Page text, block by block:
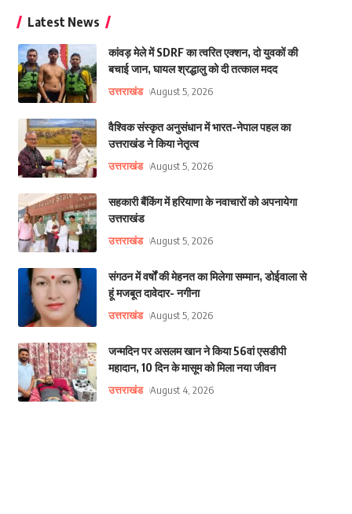
Latest News
कांवड़ मेले में SDRF का त्वरित एक्शन, दो युवकों की
बचाई जान, घायल श्रद्धालु को दी तत्काल मदद
उत्तराखंड August 5, 2026
वैश्विक संस्कृत अनुसंधान में भारत-नेपाल पहल का
उत्तराखंड ने किया नेतृत्व
उत्तराखंड August 5, 2026
सहकारी बैंकिंग में हरियाणा के नवाचारों को अपनायेगा
उत्तराखंड
उत्तराखंड August 5, 2026
संगठन में वर्षों की मेहनत का मिलेगा सम्मान, डोईवाला से
हूं मजबूत दावेदार- नगीना
उत्तराखंड August 5, 2026
जन्मदिन पर असलम खान ने किया 56वां एसडीपी
महादान, 10 दिन के मासूम को मिला नया जीवन
उत्तराखंड August 4, 2026